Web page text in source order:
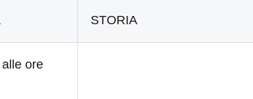
STORIA
ore